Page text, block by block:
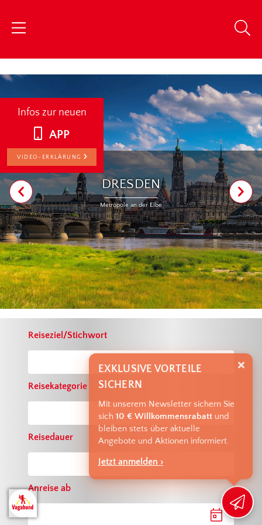
Infos zur neuen
APP
VIDEO-ERKLÄRUNG
DRESDEN
Metropole an der Elbe
Reiseziel/Stichwort
Reisekategorie
Reisedauer
Anreise ab
EXKLUSIVE VORTEILE
SICHERN
Mit unserem Newsletter sichern Sie
sich 10 € Willkommensrabatt und
bleiben stets über aktuelle
Angebote und Aktionen informiert.
Jetzt anmelden ›